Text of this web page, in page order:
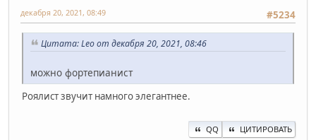
#5234
декабря 20, 2021, 08:49
Цитата: Leo от декабря 20, 2021, 08:46
можно фортепианист
Роялист звучит намного элегантнее.
QQ ЦИТИРОВАТЬ